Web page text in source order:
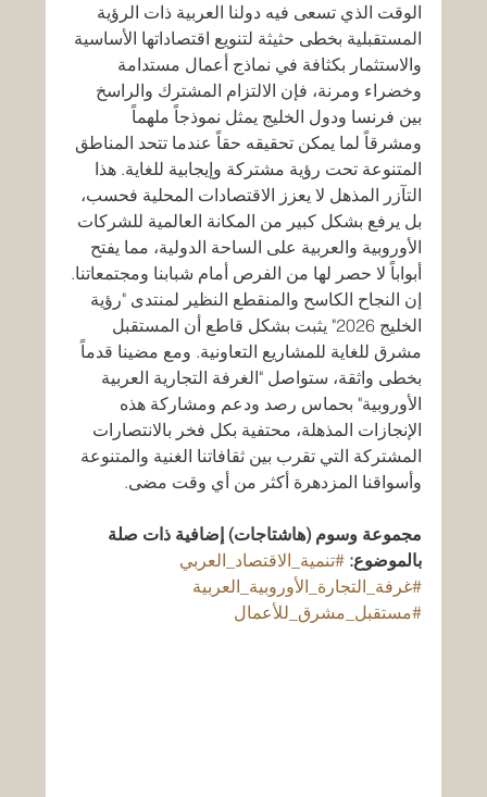
الوقت الذي تسعى فيه دولنا العربية ذات الرؤية
المستقبلية بخطى حثيثة لتنويع اقتصاداتها الأساسية
والاستثمار بكثافة في نماذج أعمال مستدامة
وخضراء ومرنة، فإن الالتزام المشترك والراسخ
بين فرنسا ودول الخليج يمثل نموذجاً ملهماً
ومشرقاً لما يمكن تحقيقه حقاً عندما تتحد المناطق
المتنوعة تحت رؤية مشتركة وإيجابية للغاية. هذا
التآزر المذهل لا يعزز الاقتصادات المحلية فحسب،
بل يرفع بشكل كبير من المكانة العالمية للشركات
الأوروبية والعربية على الساحة الدولية، مما يفتح
أبواباً لا حصر لها من الفرص أمام شبابنا ومجتمعاتنا.
إن النجاح الكاسح والمنقطع النظير لمنتدى "رؤية
الخليج 2026" يثبت بشكل قاطع أن المستقبل
مشرق للغاية للمشاريع التعاونية. ومع مضينا قدماً
بخطى واثقة، ستواصل "الغرفة التجارية العربية
الأوروبية" بحماس رصد ودعم ومشاركة هذه
الإنجازات المذهلة، محتفية بكل فخر بالانتصارات
المشتركة التي تقرب بين ثقافاتنا الغنية والمتنوعة
وأسواقنا المزدهرة أكثر من أي وقت مضى.
مجموعة وسوم (هاشتاجات) إضافية ذات صلة
بالموضوع: #تنمية_الاقتصاد_العربي
#غرفة_التجارة_الأوروبية_العربية
#مستقبل_مشرق_للأعمال